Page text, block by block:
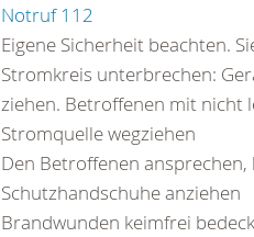
Notruf 112
Eigene Sicherheit beachten.
Stromkreis unterbrechen:
ziehen. Betroffenen mit nicht
Stromquelle wegziehen
Den Betroffenen
Schutzhandschuhe anziehen
Brandwunden keimfrei